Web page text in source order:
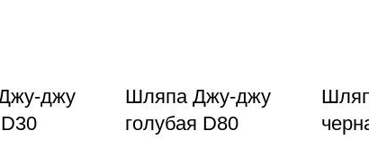
джу
Шляпа Джу-джу
голубая D80